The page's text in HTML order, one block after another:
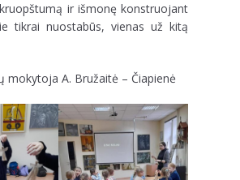
ir išmonę konstruojant
tikrai nuostabūs, vienas už kitą
mokytoja A. Bružaitė – Čiapienė